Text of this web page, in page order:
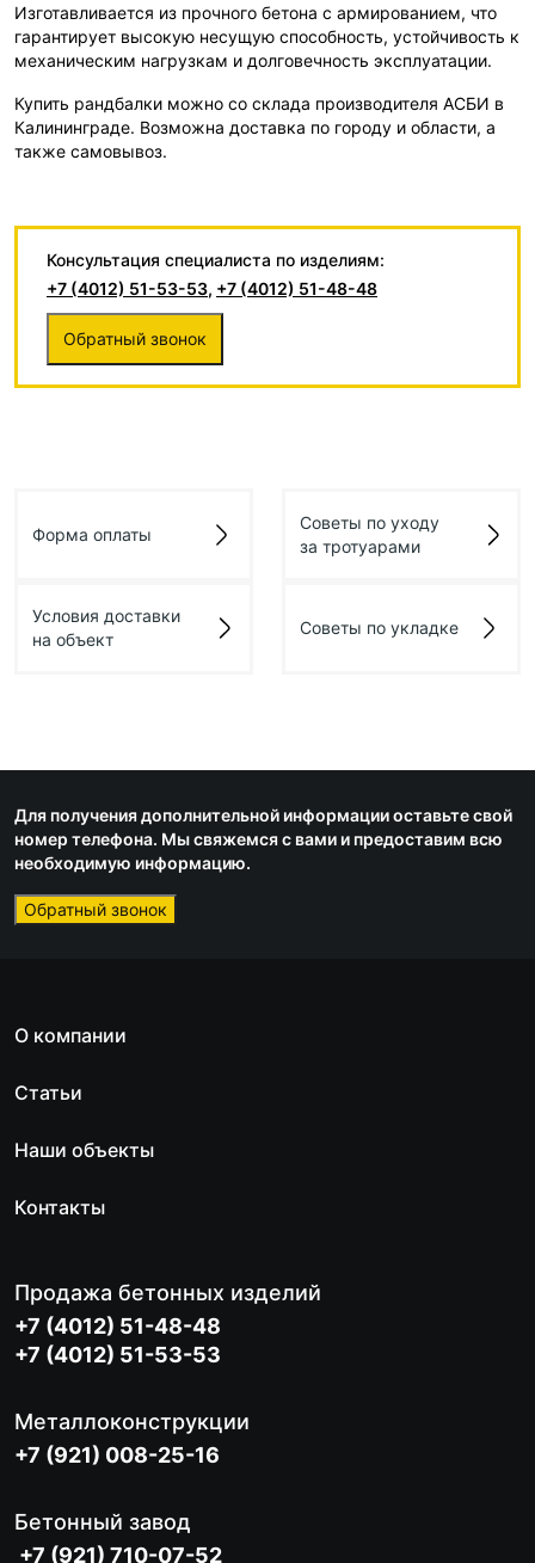
Изготавливается из прочного бетона с армированием, что
гарантирует высокую несущую способность, устойчивость к
механическим нагрузкам и долговечность эксплуатации.
Купить рандбалки можно со склада производителя АСБИ в
Калининграде. Возможна доставка по городу и области, а
также самовывоз.
Консультация специалиста по изделиям:
+7 (4012) 51-53-53, +7 (4012) 51-48-48
Обратный звонок
Форма оплаты
Советы по уходу
за тротуарами
Условия доставки
на объект
Советы по укладке
Для получения дополнительной информации оставьте свой
номер телефона. Мы свяжемся с вами и предоставим всю
необходимую информацию.
Обратный звонок
О компании
Статьи
Наши объекты
Контакты
Продажа бетонных изделий
+7 (4012) 51-48-48
+7 (4012) 51-53-53
Металлоконструкции
+7 (921) 008-25-16
Бетонный завод
+7 (921) 710-07-52